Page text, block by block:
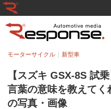
【スズキ GSX-8S 試
言葉の意味を教えて
の写真・画像
モーターサイクル 新型車